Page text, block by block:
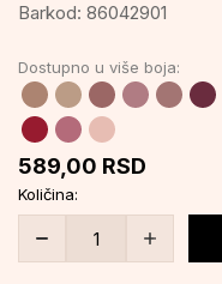
Barkod: 86042901
589,00 RSD
Dostupno u više boja:
Količina: